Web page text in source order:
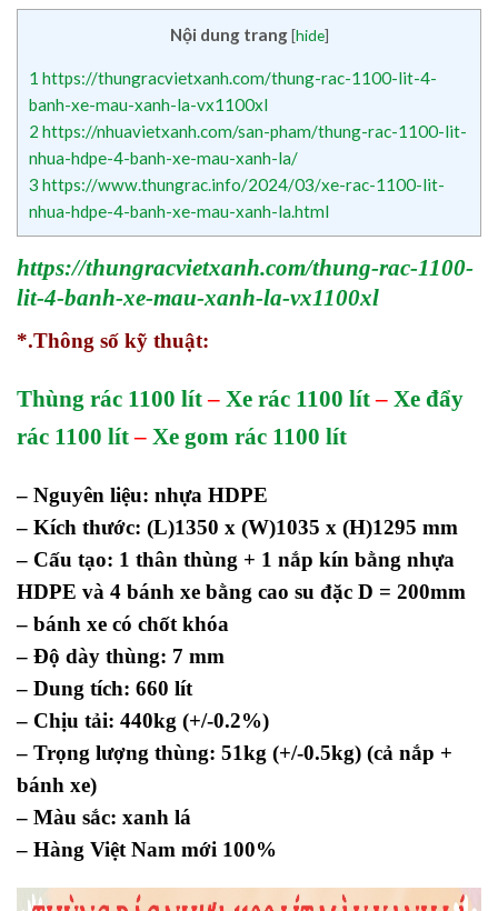
Nội dung trang [hide]
1 https://thungracvietxanh.com/thung-rac-1100-lit-4-
banh-xe-mau-xanh-la-vx1100xl
2 https://nhuavietxanh.com/san-pham/thung-rac-1100-lit-
nhua-hdpe-4-banh-xe-mau-xanh-la/
3 https://www.thungrac.info/2024/03/xe-rac-1100-lit-
nhua-hdpe-4-banh-xe-mau-xanh-la.html
https://thungracvietxanh.com/thung-rac-1100-
lit-4-banh-xe-mau-xanh-la-vx1100xl
*.Thông số kỹ thuật:
Thùng rác 1100 lít– Xe rác 1100 lít– Xe đẩy
rác 1100 lít– Xe gom rác 1100 lít
– Nguyên liệu: nhựa HDPE
– Kích thước: (L)1350 x (W)1035 x (H)1295 mm
– Cấu tạo: 1 thân thùng + 1 nắp kín bằng nhựa
HDPE và 4 bánh xe bằng cao su đặc D = 200mm
– bánh xe có chốt khóa
– Độ dày thùng: 7 mm
– Dung tích: 660 lít
– Chịu tải: 440kg (+/-0.2%)
– Trọng lượng thùng: 51kg (+/-0.5kg) (cả nắp +
bánh xe)
– Màu sắc: xanh lá
– Hàng Việt Nam mới 100%